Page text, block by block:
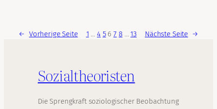
← Vorherige Seite 1 … 4 5 6 7 8 … 13 Nächste Seite →
Sozialtheoristen
Die Sprengkraft soziologischer Beobachtung